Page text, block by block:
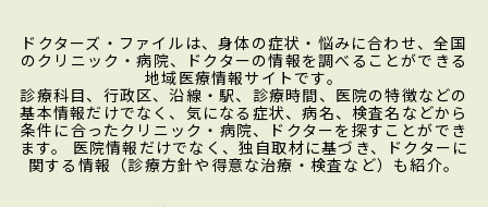
ドクターズ・ファイルは、身体の症状・悩みに合わせ、全国
のクリニック・病院、ドクターの情報を調べることができる
地域医療情報サイトです。
診療科目、行政区、沿線・駅、診療時間、医院の特徴などの
基本情報だけでなく、気になる症状、病名、検査名などから
条件に合ったクリニック・病院、ドクターを探すことができ
ます。 医院情報だけでなく、独自取材に基づき、ドクターに
関する情報（診療方針や得意な治療・検査など）も紹介。